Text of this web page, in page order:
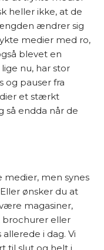
heller ikke, at de
ændrer sig
medier med ro,
blevet en
nu, har stor
og pauser fra
et stærkt
så endda når de
men synes
ønsker du at
magasiner,
brochurer eller
i dag. Vi